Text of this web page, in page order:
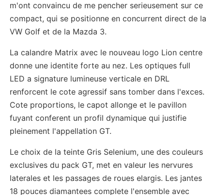
m'ont convaincu de me pencher serieusement sur ce
compact, qui se positionne en concurrent direct de la
VW Golf et de la Mazda 3.
La calandre Matrix avec le nouveau logo Lion centre
donne une identite forte au nez. Les optiques full
LED a signature lumineuse verticale en DRL
renforcent le cote agressif sans tomber dans l'exces.
Cote proportions, le capot allonge et le pavillon
fuyant conferent un profil dynamique qui justifie
pleinement l'appellation GT.
Le choix de la teinte Gris Selenium, une des couleurs
exclusives du pack GT, met en valeur les nervures
laterales et les passages de roues elargis. Les jantes
18 pouces diamantees complete l'ensemble avec